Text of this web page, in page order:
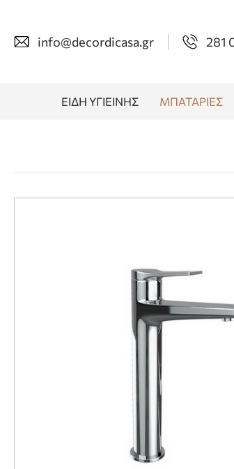
info@decordicasa.gr 281
ΕΙΔΗ ΥΓΙΕΙΝΗΣ ΜΠΑΤΑΡΙΕΣ